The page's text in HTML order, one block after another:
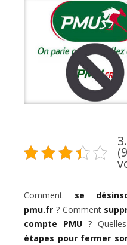
(9
Comment se
pmu.fr ? Comment
compte PMU ?
étapes pour fermer